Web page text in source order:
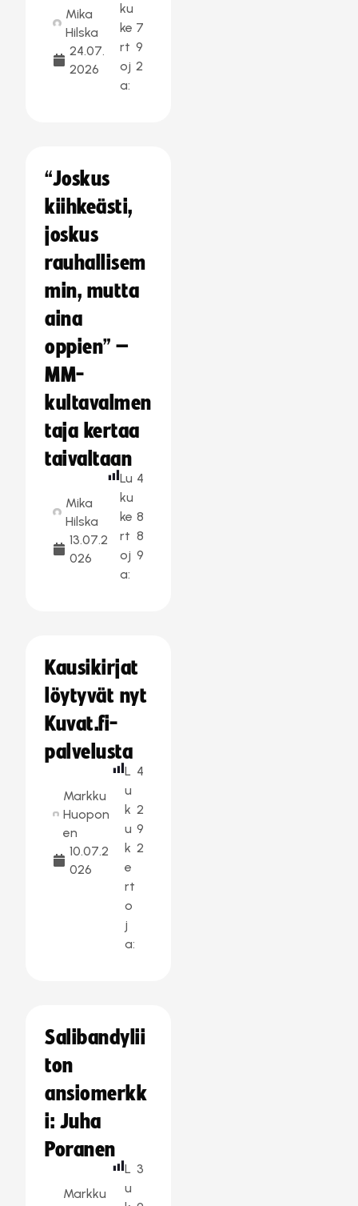
Mika
Hilska
24.07.
2026
ku
ke
rt
oj
a:
7
9
2
“Joskus
kiihkeästi,
joskus
rauhallisem
min, mutta
aina
oppien” –
MM-
kultavalmen
taja kertaa
taivaltaan
Mika
Hilska
13.07.2
026
Lu
ku
ke
rt
oj
a:
4
8
8
9
Kausikirjat
löytyvät nyt
Kuvat.fi-
palvelusta
Markku
Huopon
en
10.07.2
026
L
u
k
u
k
e
rt
o
j
a:
4
2
9
2
Salibandylii
ton
ansiomerkk
i: Juha
Poranen
Markku
L
u
3